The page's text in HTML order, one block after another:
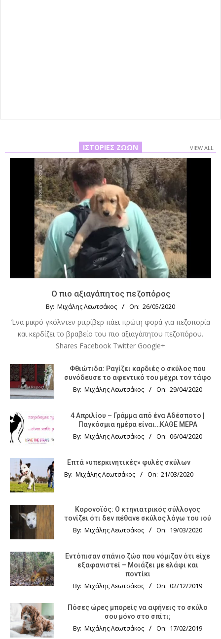
ΙΣΤΟΡΊΕΣ ΖΏΩΝ VIEW ALL
Ο πιο αξιαγάπητος πεζοπόρος
By: Μιχάλης Λεωτσάκος On: 26/05/2020
Ένα μικρό γκόλντεν ριτρίβερ πάει πρώτη φορά για πεζοπορία
και κερδίζει το βραβείο του πιο αξιαγάπητου πεζοπόρου.
Shares Facebook Twitter Google+
Φθιώτιδα: Ραγίζει καρδιές ο σκύλος που
συνόδευσε το αφεντικό του μέχρι τον τάφο
By: Μιχάλης Λεωτσάκος On: 29/04/2020
4 Απριλίου – Γράμμα από ένα Αδέσποτο |
Παγκόσμια ημέρα είναι…ΚΑΘΕ ΜΕΡΑ
By: Μιχάλης Λεωτσάκος On: 06/04/2020
Επτά «υπερκινητικές» φυλές σκύλων
By: Μιχάλης Λεωτσάκος On: 21/03/2020
Κορονοϊός: Ο κτηνιατρικός σύλλογος
τονίζει ότι δεν πέθανε σκύλος λόγω του ιού
By: Μιχάλης Λεωτσάκος On: 19/03/2020
Εντόπισαν σπάνιο ζώο που νόμιζαν ότι είχε
εξαφανιστεί – Μοιάζει με ελάφι και
ποντίκι
By: Μιχάλης Λεωτσάκος On: 02/12/2019
Πόσες ώρες μπορείς να αφήνεις το σκύλο
σου μόνο στο σπίτι;
By: Μιχάλης Λεωτσάκος On: 17/02/2019